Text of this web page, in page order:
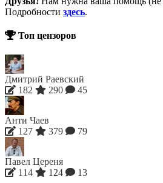
Подробности здесь.
Топ цензоров
Дмитрий Раевский
182
290 45
Анти Чаев
127
379 79
Павел Цереня
114
124 13